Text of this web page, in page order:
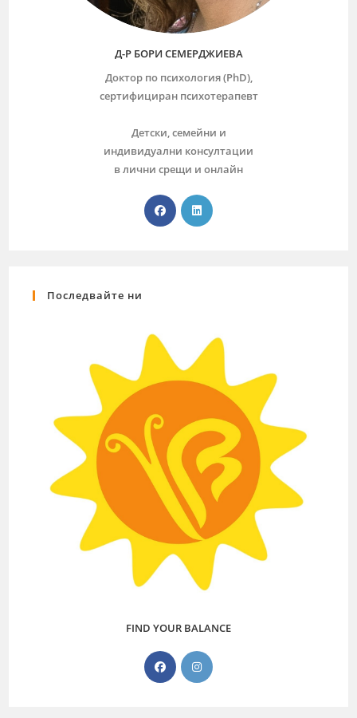
Д-Р БОРИ СЕМЕРДЖИЕВА
Доктор по психология (PhD),
сертифициран психотерапевт
Детски, семейни и
индивидуални консултации
в лични срещи и онлайн
Последвайте ни
FIND YOUR BALANCE